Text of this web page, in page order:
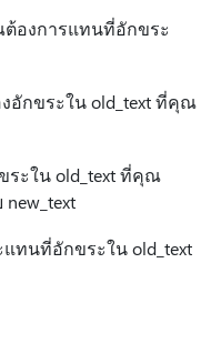
องการแทนที่อักขระ
อักขระใน old_text ที่คุณ
ระใน old_text ที่คุณ
new_text
ทนที่อักขระใน old_text